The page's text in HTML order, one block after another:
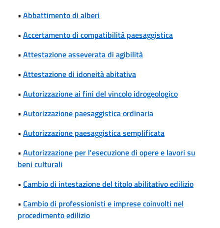
• Abbattimento di alberi
• Accertamento di compatibilità paesaggistica
• Attestazione asseverata di agibilità
• Attestazione di idoneità abitativa
• Autorizzazione ai fini del vincolo idrogeologico
• Autorizzazione paesaggistica ordinaria
• Autorizzazione paesaggistica semplificata
• Autorizzazione per l'esecuzione di opere e lavori su
beni culturali
• Cambio di intestazione del titolo abilitativo edilizio
• Cambio di professionisti e imprese coinvolti nel
procedimento edilizio